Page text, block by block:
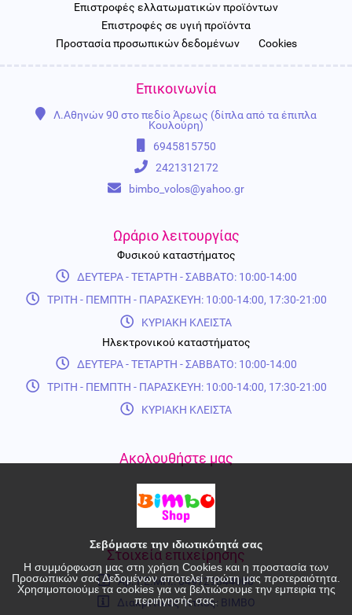
Σεβόμαστε την ιδιωτικότητά σας
Η συμμόρφωση μας στη χρήση Cookies και η προστασία των
Προσωπικών σας Δεδομένων αποτελεί πρώτη μας προτεραιότητα.
Χρησιμοποιούμε τα cookies για να βελτιώσουμε την εμπειρία της
περιήγησής σας.
Επιστροφές ελλατωματικών προϊόντων
Επιστροφές σε υγιή προϊόντα
Προστασία προσωπικών δεδομένων
Cookies
Επικοινωνία
Λ.Αθηνών 90 στο πεδίο Άρεως (δίπλα από τα έπιπλα
Κουλούρη)
6945815750
2421312172
bimbo_volos@yahoo.gr
Ωράριο λειτουργίας
Φυσικού καταστήματος
ΔΕΥΤΕΡΑ - ΤΕΤΑΡΤΗ - ΣΑΒΒΑΤΟ: 10:00-14:00
ΤΡΙΤΗ - ΠΕΜΠΤΗ - ΠΑΡΑΣΚΕΥΗ: 10:00-14:00, 17:30-21:00
ΚΥΡΙΑΚΗ ΚΛΕΙΣΤΑ
Ηλεκτρονικού καταστήματος
ΔΕΥΤΕΡΑ - ΤΕΤΑΡΤΗ - ΣΑΒΒΑΤΟ: 10:00-14:00
ΤΡΙΤΗ - ΠΕΜΠΤΗ - ΠΑΡΑΣΚΕΥΗ: 10:00-14:00, 17:30-21:00
ΚΥΡΙΑΚΗ ΚΛΕΙΣΤΑ
Ακολουθήστε μας
Στοιχεία επιχείρησης
Αρ. Γ.Ε.ΜΗ.: 049729844000
Διακριτικός τίτλος: ΒΙΜΒΟ